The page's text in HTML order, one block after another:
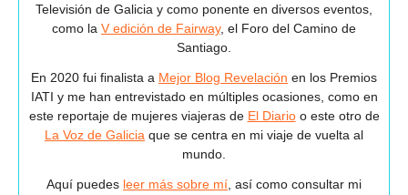
Televisión de Galicia y como ponente en diversos eventos,
como la V edición de Fairway, el Foro del Camino de
Santiago.
En 2020 fui finalista a Mejor Blog Revelación en los Premios
IATI y me han entrevistado en múltiples ocasiones, como en
este reportaje de mujeres viajeras de El Diarioo este otro de
La Voz de Galicia que se centra en mi viaje de vuelta al
mundo.
Aquí puedes leer más sobre mí , así como consultar mi